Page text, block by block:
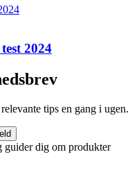
2024
tips en gang i